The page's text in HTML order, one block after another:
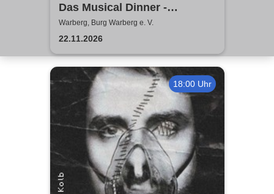
Das Musical Dinner -
Kulinarischer Genuss und
garantierte Unterhaltung
Warberg, Burg Warberg e. V.
22.11.2026
18:00 Uhr